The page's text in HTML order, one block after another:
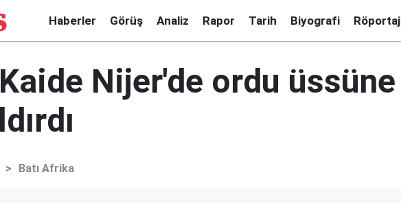
Haberler Görüş Analiz Rapor Tarih Biyografi Röportaj
Nijer'de ordu üssüne
> Batı Afrika